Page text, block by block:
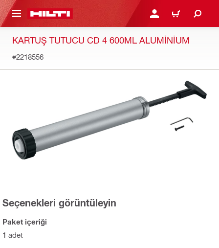
GEÇ GIRIŞ YAP YA DA KAYIT
SEPET
KARTUŞ TUTUCU CD 4 600ML ALUMINIUM
#2218556
Seçenekleri görüntüleyin
Paket içeriği
1 adet